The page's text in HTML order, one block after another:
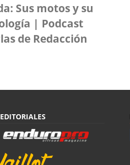
Sus motos y su
| Podcast
de Redacción